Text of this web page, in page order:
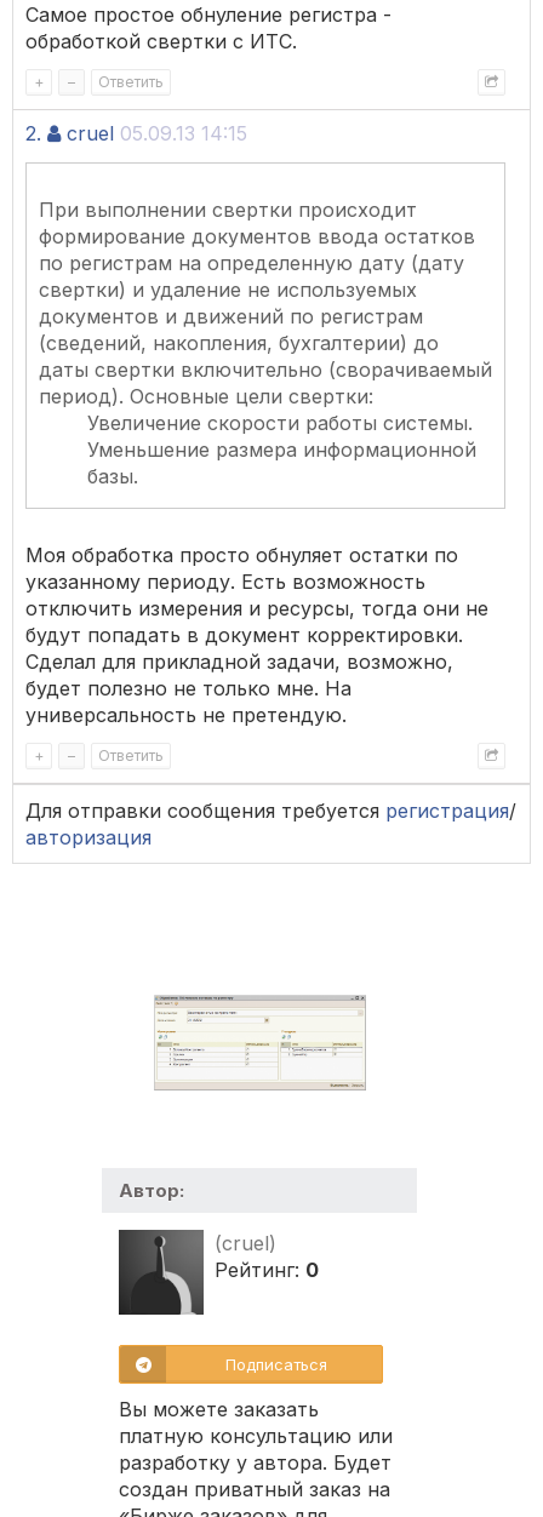
Самое простое обнуление регистра -
обработкой свертки с ИТС.
+ – Ответить
2. cruel 05.09.13 14:15
При выполнении свертки происходит
формирование документов ввода остатков
по регистрам на определенную дату (дату
свертки) и удаление не используемых
документов и движений по регистрам
(сведений, накопления, бухгалтерии) до
даты свертки включительно (сворачиваемый
период). Основные цели свертки:
Увеличение скорости работы системы.
Уменьшение размера информационной
базы.
Моя обработка просто обнуляет остатки по
указанному периоду. Есть возможность
отключить измерения и ресурсы, тогда они не
будут попадать в документ корректировки.
Сделал для прикладной задачи, возможно,
будет полезно не только мне. На
универсальность не претендую.
+ – Ответить
Для отправки сообщения требуется регистрация/
авторизация
Автор:
(cruel)
Рейтинг: 0
Подписаться
Вы можете заказать
платную консультацию или
разработку у автора. Будет
создан приватный заказ на